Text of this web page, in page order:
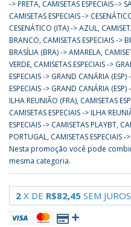
-> PRETA, CAMISETAS ESPECIAIS ->
CAMISETAS ESPECIAIS ->
CESENÁTICO (ITA) -> AZUL,
BRANCO, CAMISETAS ESPECIAIS ->
BRASÍLIA (BRA) -> AMARELA,
VERDE, CAMISETAS ESPECIAIS ->
ESPECIAIS -> GRAND CANÁRIA
ESPECIAIS -> GRAND CANÁRIA (ESP)
ILHA REUNIÃO (FRA), CAMISETAS
CAMISETAS ESPECIAIS -> ILHA
ESPECIAIS -> CAMISETAS PLAYBT,
PORTUGAL, CAMISETAS ESPECIAIS
Nesta promoção você pode
mesma categoria.
2 X DE R$82,45 SEM JUROS